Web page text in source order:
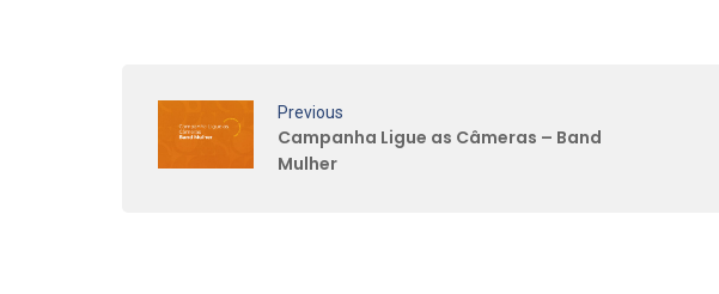
Previous
Campanha Ligue as Câmeras – Band
Mulher